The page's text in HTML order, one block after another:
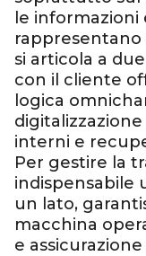
le
rappresentano
si articola a
con il cliente
logica
interni e
Per gestire la
indispensabile
un lato,
macchina
e